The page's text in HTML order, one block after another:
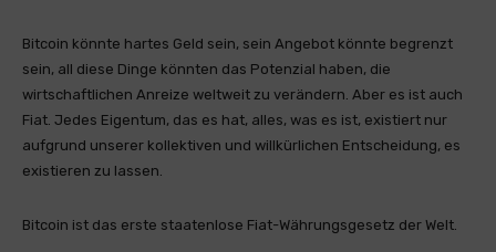
Bitcoin könnte hartes Geld sein, sein Angebot könnte begrenzt
sein, all diese Dinge könnten das Potenzial haben, die
wirtschaftlichen Anreize weltweit zu verändern. Aber es ist auch
Fiat. Jedes Eigentum, das es hat, alles, was es ist, existiert nur
aufgrund unserer kollektiven und willkürlichen Entscheidung, es
existieren zu lassen.
Bitcoin ist das erste staatenlose Fiat-Währungsgesetz der Welt.